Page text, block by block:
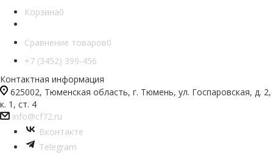
Корзина0
Сравнение товаров0
+7 (3452) 399-456
Контактная информация
625002, Тюменская область, г. Тюмень, ул. Госпаровская, д. 2,
к. 1, ст. 4
info@cf72.ru
Вконтакте
Telegram